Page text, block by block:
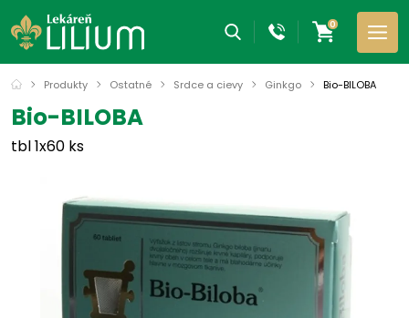
0
Produkty Ostatné Srdce a cievy Ginkgo Bio-BILOBA
Bio-BILOBA
tbl 1x60 ks